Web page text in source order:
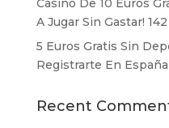
Casino De 10 Euros
A Jugar Sin Gastar! 142
5 Euros Gratis Sin
Registrarte En
Recent